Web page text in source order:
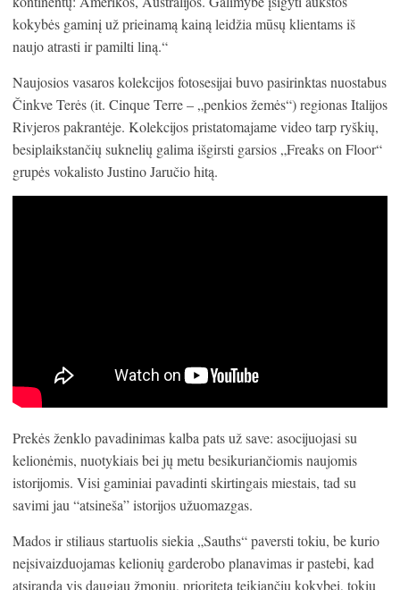
kokybės gaminį už prieinamą kainą leidžia mūsų klientams iš
naujo atrasti ir pamilti liną.“
Naujosios vasaros kolekcijos fotosesijai buvo pasirinktas nuostabus
Činkve Terės (it. Cinque Terre – „penkios žemės“) regionas Italijos
Rivjeros pakrantėje. Kolekcijos pristatomajame video tarp ryškių,
besiplaikstančių suknelių galima išgirsti garsios „Freaks on Floor“
grupės vokalisto Justino Jaručio hitą.
Prekės ženklo pavadinimas kalba pats už save: asocijuojasi su
kelionėmis, nuotykiais bei jų metu besikuriančiomis naujomis
istorijomis. Visi gaminiai pavadinti skirtingais miestais, tad su
savimi jau “atsineša” istorijos užuomazgas.
Mados ir stiliaus startuolis siekia „Sauths“ paversti tokiu, be kurio
neįsivaizduojamas kelionių garderobo planavimas ir pastebi, kad
atsiranda vis daugiau žmonių, prioritetą teikiančių kokybei, tokiu